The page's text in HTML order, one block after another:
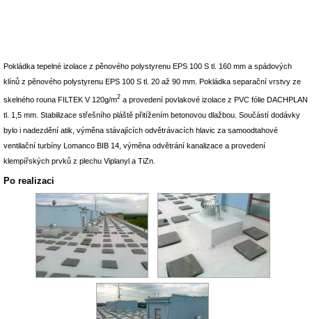
Pokládka tepelné izolace z pěnového polystyrenu EPS 100 S tl. 160 mm a spádových
klínů z pěnového polystyrenu EPS 100 S tl. 20 až 90 mm. Pokládka separační vrstvy ze
skelného rouna FILTEK V 120g/m2 a provedení povlakové izolace z PVC fólie DACHPLAN
tl. 1,5 mm. Stabilizace střešního pláště přitížením betonovou dlažbou. Součástí dodávky
bylo i nadezdění atik, výměna stávajících odvětrávacích hlavic za samoodtahové
ventilační turbíny Lomanco BIB 14, výměna odvětrání kanalizace a provedení
klempířských prvků z plechu Viplanyl a TiZn.
Po realizaci